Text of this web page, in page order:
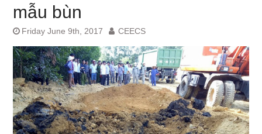
mẫu bùn
Friday June 9th, 2017 CEECS